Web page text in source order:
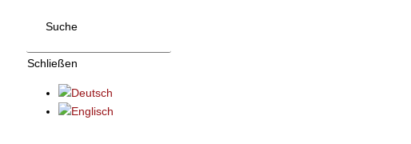
Suche
Schließen